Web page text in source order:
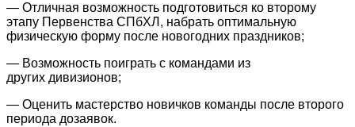
— Отличная возможность подготовиться ко второму
этапу Первенства СПбХЛ, набрать оптимальную
физическую форму после новогодних праздников;
— Возможность поиграть с командами из
других дивизионов;
— Оценить мастерство новичков команды после второго
периода дозаявок.